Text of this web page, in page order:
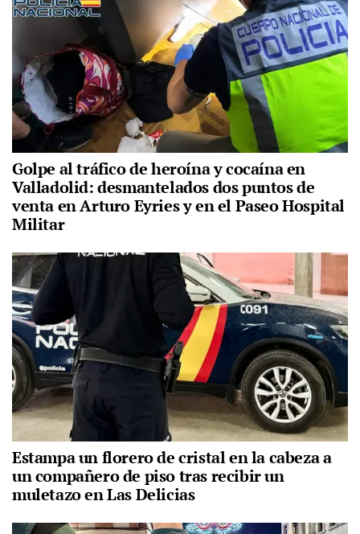
Golpe al tráfico de heroína y cocaína en
Valladolid: desmantelados dos puntos de
venta en Arturo Eyries y en el Paseo Hospital
Militar
Estampa un florero de cristal en la cabeza a
un compañero de piso tras recibir un
muletazo en Las Delicias